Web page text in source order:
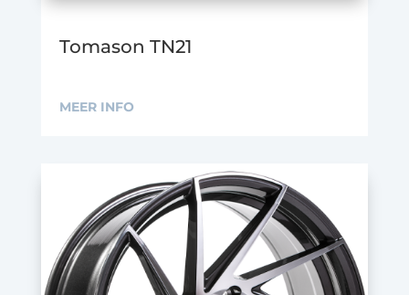
Tomason TN21
MEER INFO